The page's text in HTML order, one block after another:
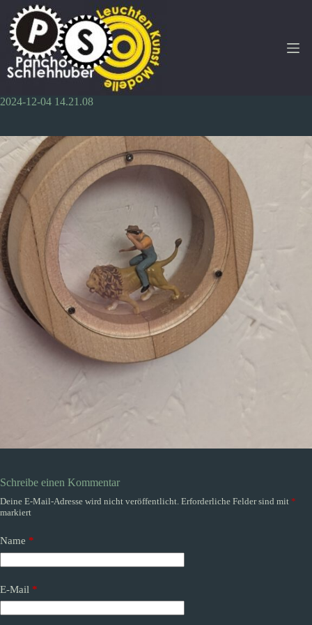
Inhalt
springen
2024-12-04 14.21.08
Schreibe einen Kommentar
Deine E-Mail-Adresse wird nicht veröffentlicht. Erforderliche Felder sind mit *
markiert
Name *
E-Mail *